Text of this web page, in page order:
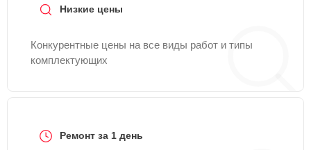
Низкие цены
Конкурентные цены на все виды работ и типы
комплектующих
Ремонт за 1 день